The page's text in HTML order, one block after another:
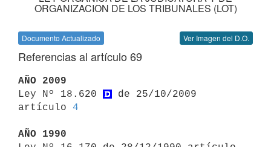
ORGANIZACION DE LOS TRIBUNALES (LOT)
Documento Actualizado Ver Imagen del D.O.
Referencias al artículo 69
AÑO 2009
Ley Nº 18.620
de 25/10/2009
artículo 4
AÑO 1990